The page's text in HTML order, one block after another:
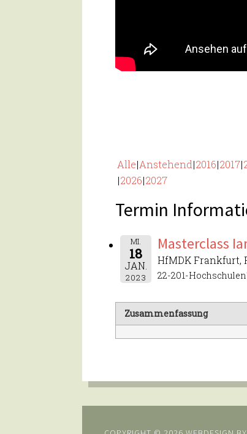
Alle Anstehend 2016 2017
2026 2027
Termin
MI.
18
JAN.
2023
Masterclass
HfMDK Frankfurt,
22-201-
Zusammenfassung